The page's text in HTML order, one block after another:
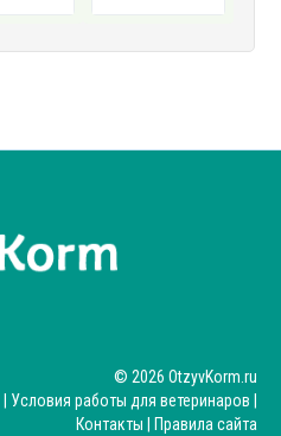
© 2026 OtzyvKorm.ru
Условия работы для ветеринаров
Контакты
Правила сайта